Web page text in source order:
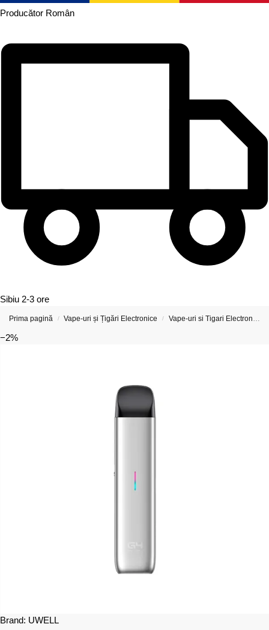
Producător Român
Sibiu 2-3 ore
Prima pagină / Vape-uri și Țigări Electronice / Vape-uri si Tigari Electronice Mici
−2%
Brand: UWELL